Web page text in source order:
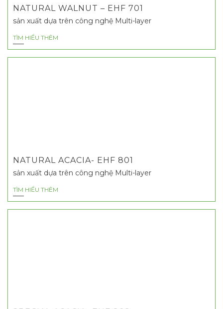
NATURAL WALNUT – EHF 701
sản xuất dựa trên công nghệ Multi-layer
TÌM HIỂU THÊM
NATURAL ACACIA- EHF 801
sản xuất dựa trên công nghệ Multi-layer
TÌM HIỂU THÊM